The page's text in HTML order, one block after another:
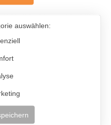
Anzeigen
auswählen: